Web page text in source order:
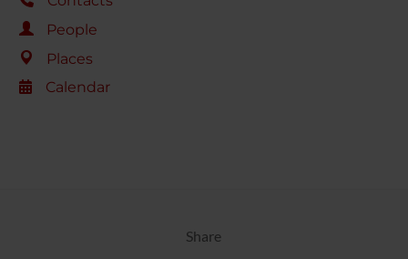
People
Places
Calendar
Share